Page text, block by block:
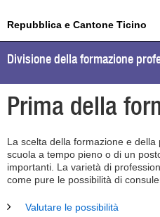
Repubblica e Cantone Ticino
Divisione della formazione
Prima della
La scelta della formazione e
scuola a tempo pieno o di un
importanti. La varietà di
come pure le possibilità di
Valutare le possibilità